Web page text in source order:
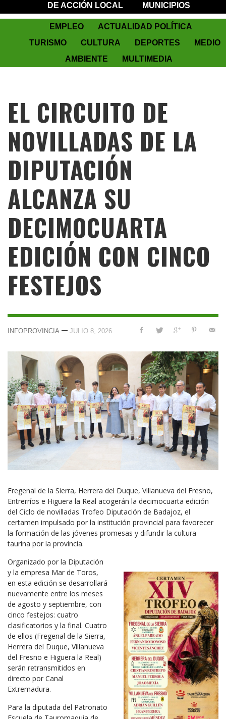
DE ACCIÓN LOCAL
MUNICIPIOS
EMPLEO
ACTUALIDAD POLÍTICA
TURISMO
CULTURA DEPORTES
MEDIO
AMBIENTE
MULTIMEDIA
EL CIRCUITO DE
NOVILLADAS DE LA
DIPUTACIÓN
ALCANZA SU
DECIMOCUARTA
EDICIÓN CON CINCO
FESTEJOS
INFOPROVINCIA — JULIO 8, 2026
Fregenal de la Sierra, Herrera del Duque, Villanueva del Fresno,
Entrerríos e Higuera la Real acogerán la decimocuarta edición
del Ciclo de novilladas Trofeo Diputación de Badajoz, el
certamen impulsado por la institución provincial para favorecer
la formación de las jóvenes promesas y difundir la cultura
taurina por la provincia.
Organizado por la Diputación
y la empresa Mar de Toros,
en esta edición se desarrollará
nuevamente entre los meses
de agosto y septiembre, con
cinco festejos: cuatro
clasificatorios y la final. Cuatro
de ellos (Fregenal de la Sierra,
Herrera del Duque, Villanueva
del Fresno e Higuera la Real)
serán retransmitidos en
directo por Canal
Extremadura.
Para la diputada del Patronato